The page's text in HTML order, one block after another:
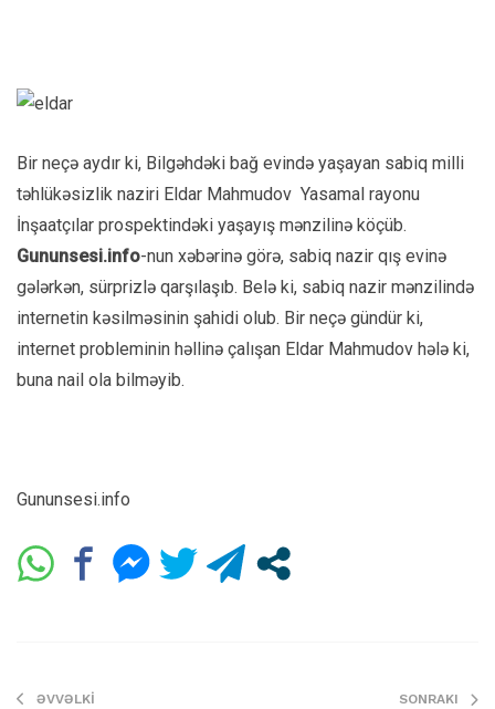
Bir neçə aydır ki, Bilgəhdəki bağ evində yaşayan sabiq milli
təhlükəsizlik naziri Eldar Mahmudov Yasamal rayonu
İnşaatçılar prospektindəki yaşayış mənzilinə köçüb.
Gununsesi.info-nun xəbərinə görə, sabiq nazir qış evinə
gələrkən, sürprizlə qarşılaşıb. Belə ki, sabiq nazir mənzilində
internetin kəsilməsinin şahidi olub. Bir neçə gündür ki,
internet probleminin həllinə çalışan Eldar Mahmudov hələ ki,
buna nail ola bilməyib.
Gununsesi.info
ƏVVƏLKI SONRAKI